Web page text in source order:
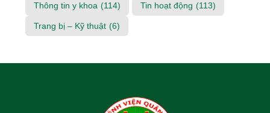
Thông tin y khoa (114) Tin hoạt động (113)
Trang bị – Kỹ thuật (6)